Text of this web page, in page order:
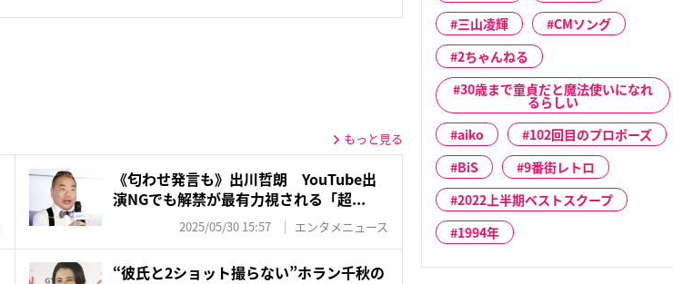
もっと見る
《匂わせ発言も》出川哲朗 YouTube出
演NGでも解禁が最有力視される「超...
2025/05/30 15:57 エンタメニュース
“彼氏と2ショット撮らない”ホラン千秋の
三山凌輝
CMソング
2ちゃんねる
30歳まで童貞だと魔法使いになれ
るらしい
aiko
102回目のプロポーズ
BiS
9番街レトロ
2022上半期ベストスクープ
1994年